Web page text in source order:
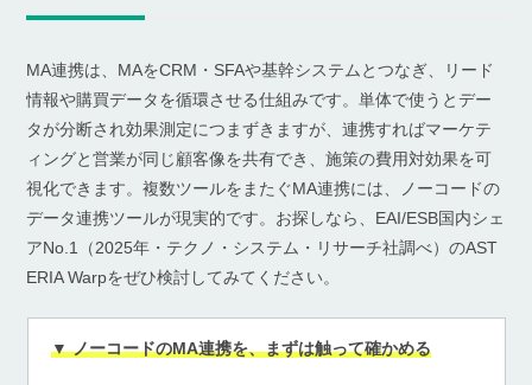
MA連携は、MAをCRM・SFAや基幹システムとつなぎ、リード
情報や購買データを循環させる仕組みです。単体で使うとデー
タが分断され効果測定につまずきますが、連携すればマーケテ
ィングと営業が同じ顧客像を共有でき、施策の費用対効果を可
視化できます。複数ツールをまたぐMA連携には、ノーコードの
データ連携ツールが現実的です。お探しなら、EAI/ESB国内シェ
アNo.1（2025年・テクノ・システム・リサーチ社調べ）のAST
ERIA Warpをぜひ検討してみてください。
▼ ノーコードのMA連携を、まずは触って確かめる